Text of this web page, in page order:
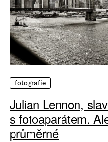
fotografie
Julian Lennon,
s fotoaparátem.
průměrné